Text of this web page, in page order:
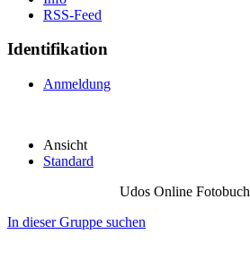
RSS-Feed
Identifikation
Anmeldung
Ansicht
Standard
Udos Online Fotobuch
In dieser Gruppe suchen